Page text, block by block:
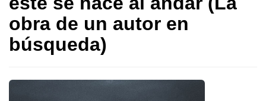
obra de un autor en
búsqueda)